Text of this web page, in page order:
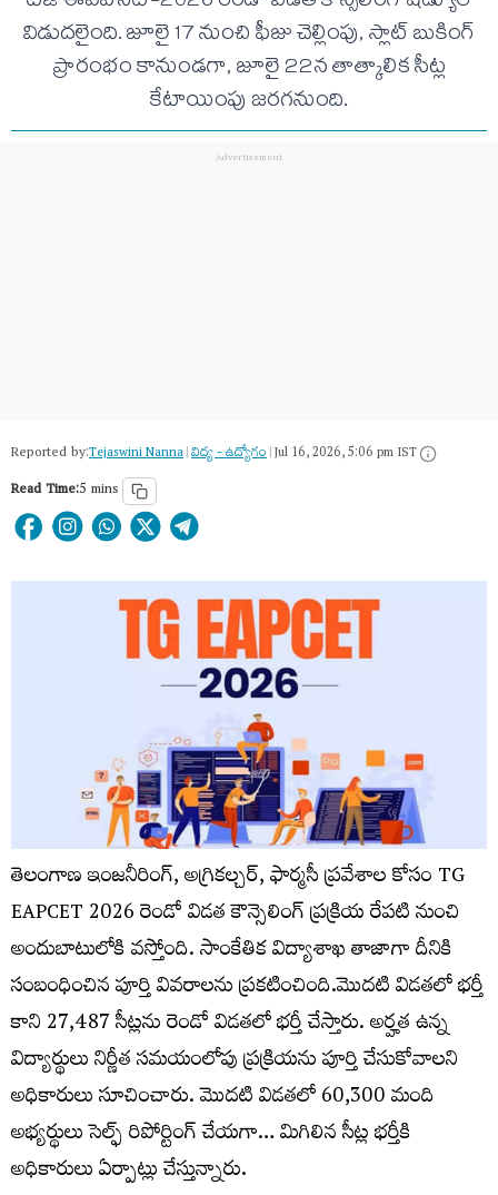
విడుదలైంది. జూలై 17 నుంచి ఫీజు చెల్లింపు, స్లాట్ బుకింగ్
ప్రారంభం కానుండగా, జూలై 22న తాత్కాలిక సీట్ల
కేటాయింపు జరగనుంది.
Reported by:Tejaswini Nanna|విద్య - ఉద్యోగం|Jul 16, 2026, 5:06 pm IST
Read Time:5 mins
తెలంగాణ ఇంజనీరింగ్, అగ్రికల్చర్, ఫార్మసీ ప్రవేశాల కోసం TG
EAPCET 2026 రెండో విడత కౌన్సెలింగ్ ప్రక్రియ రేపటి నుంచి
అందుబాటులోకి వస్తోంది. సాంకేతిక విద్యాశాఖ తాజాగా దీనికి
సంబంధించిన పూర్తి వివరాలను ప్రకటించింది.మొదటి విడతలో భర్తీ
కాని 27,487 సీట్లను రెండో విడతలో భర్తీ చేస్తారు. అర్హత ఉన్న
విద్యార్థులు నిర్ణీత సమయంలోపు ప్రక్రియను పూర్తి చేసుకోవాలని
అధికారులు సూచించారు. మొదటి విడతలో 60,300 మంది
అభ్యర్థులు సెల్ఫ్ రిపోర్టింగ్ చేయగా… మిగిలిన సీట్ల భర్తీకి
అధికారులు ఏర్పాట్లు చేస్తున్నారు.